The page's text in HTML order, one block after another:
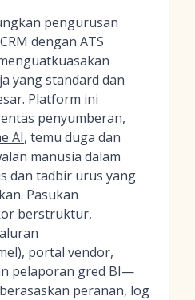
pengurusan
dengan ATS
yang standard dan
Platform ini
penyumberan,
AI, temu duga dan
manusia dalam
dan tadbir urus yang
Pasukan
berstruktur,
portal vendor,
pelaporan gred BI—
peranan, log